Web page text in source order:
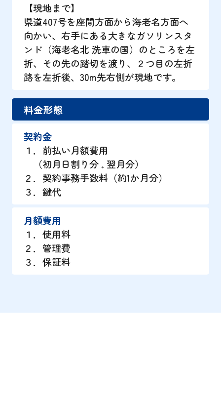
【現地まで】
県道407号を座間方面から海老名方面へ
向かい、右手にある大きなガソリンスタ
ンド（海老名北 洗車の国）のところを左
折、その先の踏切を渡り、２つ目の左折
路を左折後、30m先右側が現地です。
料金形態
契約金
１．前払い月額費用
（初月日割り分 ₊ 翌月分）
２．契約事務手数料（約1か月分）
３．鍵代
月額費用
１．使用料
２．管理費
３．保証料